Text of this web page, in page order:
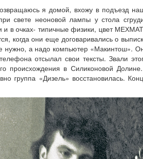
я домой, вхожу в подъезд
свете неоновой лампы у стола
в очках- типичные физики, цвет
когда они еще договаривались о
нужно, а надо компьютер «Макинтош».
отсылал свои тексты. Звали
происхождения в Силиконовой
группа «Дизель» восстановилась.